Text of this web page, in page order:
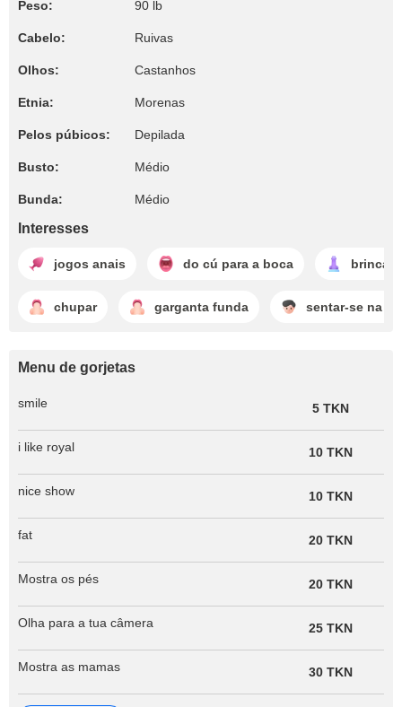
Peso: 90 lb
Cabelo: Ruivas
Olhos: Castanhos
Etnia: Morenas
Pelos púbicos: Depilada
Busto: Médio
Bunda: Médio
Interesses
jogos anais do cú para a boca brincar
chupar garganta funda sentar-se na
Menu de gorjetas
smile 5 TKN
i like royal 10 TKN
nice show 10 TKN
fat 20 TKN
Mostra os pés 20 TKN
Olha para a tua câmera 25 TKN
Mostra as mamas 30 TKN